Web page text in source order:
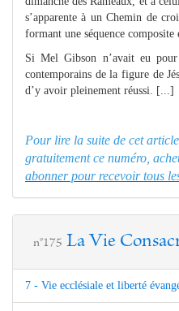
s’apparente à un Chemin de
formant une séquence composite
Si Mel Gibson n’avait eu
contemporains de la figure de
d’y avoir pleinement réussi. [...]
Pour lire la suite de cet
gratuitement ce numéro,
abonner pour recevoir tous
n°175 La Vie
7 - Vie ecclésiale et liberté